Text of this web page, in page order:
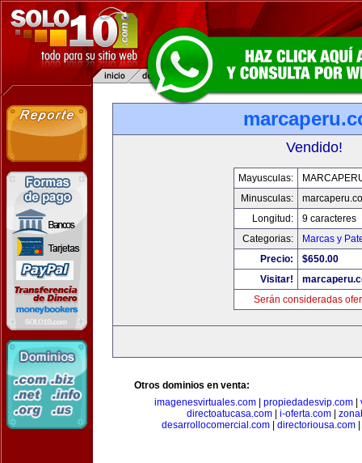
Vendido!
Mayusculas:
Minusculas:
Longitud:
9 caracteres
Categorias:
Marcas y
Precio:
$650.00
Visitar!
Serán consideradas
Otros dominios en venta:
imagenesvirtuales.com| propiedadesvip.com|
directoatucasa.com| i-oferta.com|
desarrollocomercial.com
directoriousa.com